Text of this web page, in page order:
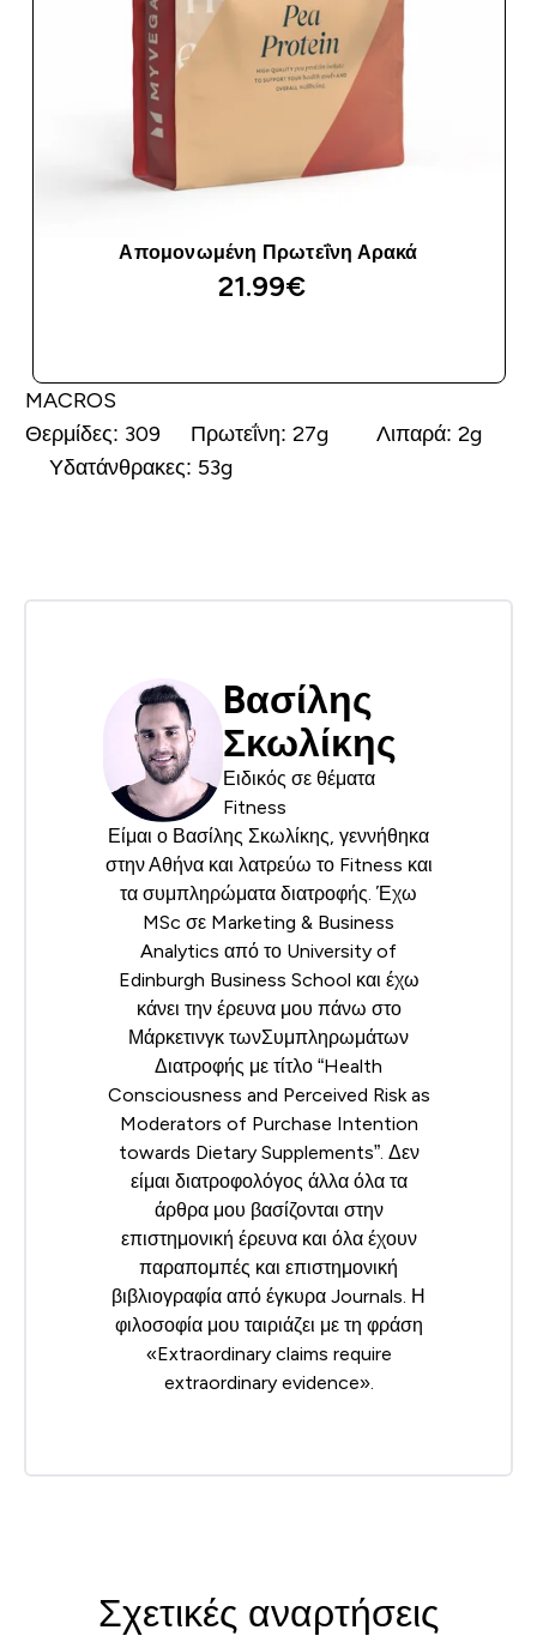
Απομονωμένη Πρωτεΐνη Αρακά
21.99€‎
MACROS
Θερμίδες: 309 Πρωτεΐνη: 27g Λιπαρά: 2g
Υδατάνθρακες: 53g
Bασίλης
Σκωλίκης
Ειδικός σε θέματα
Fitness
Είμαι ο Βασίλης Σκωλίκης, γεννήθηκα
στην Αθήνα και λατρεύω το Fitness και
τα συμπληρώματα διατροφής. Έχω
MSc σε Marketing & Business
Analytics από το University of
Edinburgh Business School και έχω
κάνει την έρευνα μου πάνω στο
Μάρκετινγκ τωνΣυμπληρωμάτων
Διατροφής με τίτλο “Health
Consciousness and Perceived Risk as
Moderators of Purchase Intention
towards Dietary Supplements”. Δεν
είμαι διατροφολόγος άλλα όλα τα
άρθρα μου βασίζονται στην
επιστημονική έρευνα και όλα έχουν
παραπομπές και επιστημονική
βιβλιογραφία από έγκυρα Journals. Η
φιλοσοφία μου ταιριάζει με τη φράση
«Extraordinary claims require
extraordinary evidence».
Σχετικές αναρτήσεις